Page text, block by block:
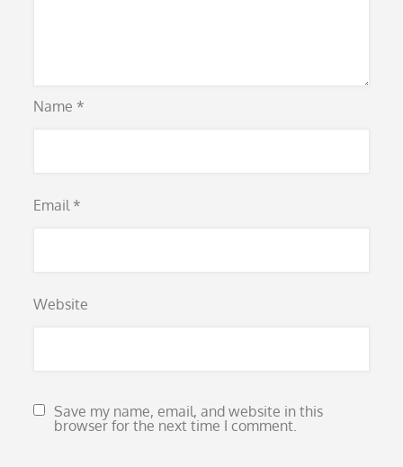
Name *
Email *
Website
Save my name, email, and website in this
browser for the next time I comment.